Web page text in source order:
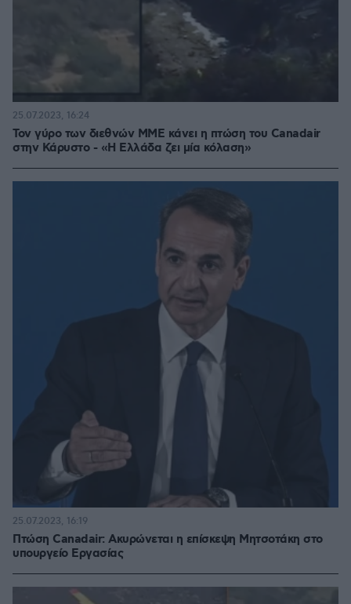
Τον γύρο των διεθνών ΜΜΕ κάνει η πτώση του Canadair
στην Κάρυστο - «Η Ελλάδα ζει μία κόλαση»
25.07.2023, 16:24
Πτώση Canadair: Ακυρώνεται η επίσκεψη Μητσοτάκη στο
υπουργείο Εργασίας
25.07.2023, 16:19